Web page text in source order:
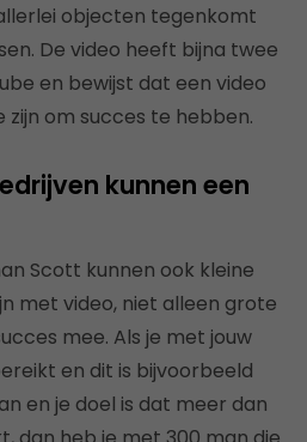
objecten tegenkomt
De video heeft bijna twee
en bewijst dat een video
om succes te hebben.
kunnen een
Scott kunnen ook kleine
met video, niet alleen grote
mee. Als je met jouw
en dit is bijvoorbeeld
en je doel is dat meer dan